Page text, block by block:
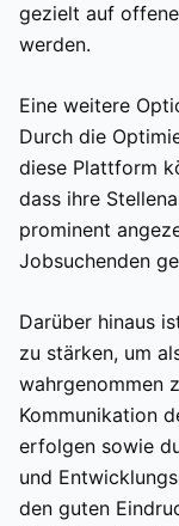
gezielt auf
werden.
Eine weitere
Durch die
diese Plattform
dass ihre
prominent
Jobsuchenden
Darüber hinaus
zu stärken, um
wahrgenommen
Kommunikation
erfolgen sowie
und
den guten